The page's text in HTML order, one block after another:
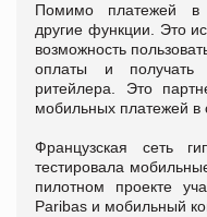
Помимо платежей в
другие функции. Это
возможность
оплаты и получать
ритейлера. Это
мобильных платежей в
Французская сеть
тестировала
пилотном проекте
Paribas и мобильный